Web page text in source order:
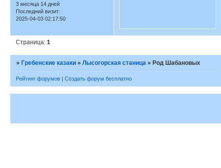
3 месяца 14 дней
Последний визит:
2025-04-03 02:17:50
Страница:1
» Гребенские казаки »Лысогорская станица » Род Шабановых
Рейтинг форумов | Создать форум бесплатно